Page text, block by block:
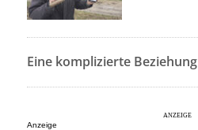
Eine komplizierte Beziehung
Anzeige